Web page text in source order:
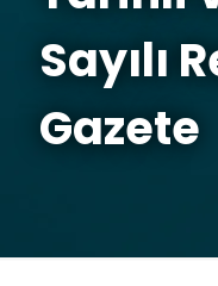
Sayılı
Gazete